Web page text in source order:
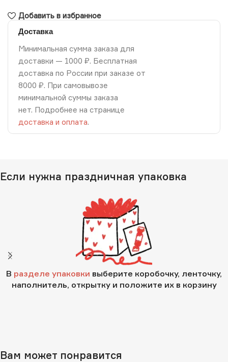
Добавить в избранное
Доставка
Минимальная сумма заказа для
доставки — 1000 ₽. Бесплатная
доставка по России при заказе от
8000 ₽. При самовывозе
минимальной суммы заказа
нет. Подробнее на странице
доставка и оплата.
Если нужна праздничная упаковка
В разделе упаковки выберите коробочку, ленточку,
наполнитель, открытку и положите их в корзину
Вам может понравится